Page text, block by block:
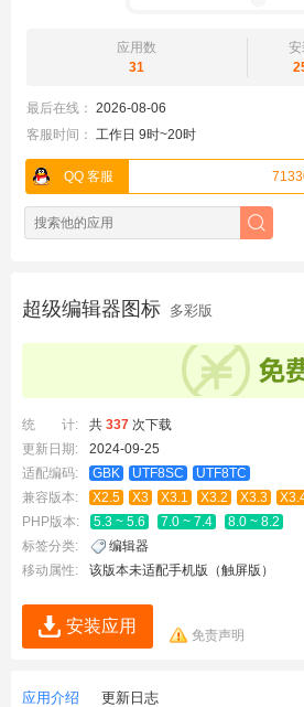
应用数
31
最后在线： 2026-08-06
客服时间： 工作日 9时~20时
QQ 客服
超级编辑器图标 多彩版
统 计: 共 337 次下载
更新日期:
2024-09-25
适配编码:
GBK UTF8SC
UTF8TC
兼容版本:
X2.5 X3 X3.1 X3.2 X3.3
PHP版本:
5.3 ~ 5.6 7.0 ~ 7.4
8.0 ~ 8.2
标签分类:
编辑器
移动属性:
该版本未适配手机版（触屏版）
安装应用 免责声明
应用介绍 更新日志